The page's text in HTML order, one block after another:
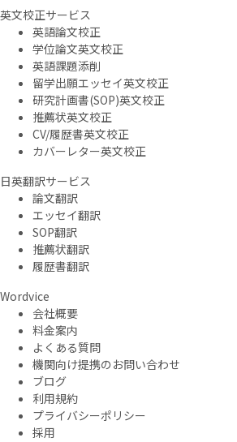
英文校正サービス
英語論文校正
学位論文英文校正
英語課題添削
留学出願エッセイ英文校正
研究計画書(SOP)英文校正
推薦状英文校正
CV/履歴書英文校正
カバーレター英文校正
日英翻訳サービス
論文翻訳
エッセイ翻訳
SOP翻訳
推薦状翻訳
履歴書翻訳
Wordvice
会社概要
料金案内
よくある質問
機関向け提携のお問い合わせ
ブログ
利用規約
プライバシーポリシー
採用